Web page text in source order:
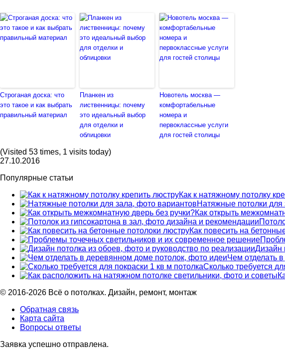
Строганая доска: что
это такое и как выбрать
правильный материал
Планкен из
лиственницы: почему
это идеальный выбор
для отделки и
облицовки
Новотель москва —
комфортабельные
номера и
первоклассные услуги
для гостей столицы
(Visited 53 times, 1 visits today)
27.10.2016
Популярные статьи
Как к натяжному потолку
Натяжные потолки для
Как открыть
Как повесить на
Дизайн
Чем отделать
Сколько требуется
© 2016-2026 Всё о потолках. Дизайн, ремонт, монтаж
Обратная связь
Карта сайта
Вопросы ответы
Заявка успешно отправлена.